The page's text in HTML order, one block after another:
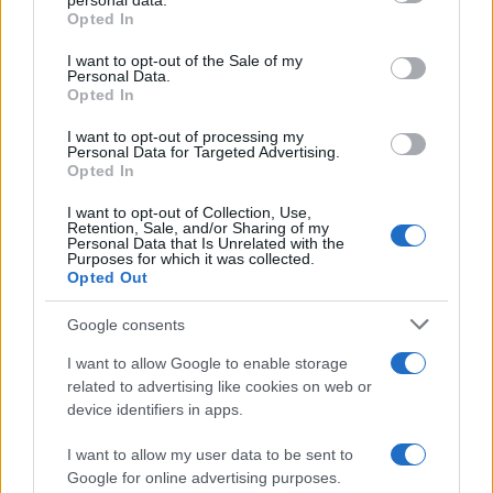
grant or deny consent to Google and its third-party tags to
use your data for below specified purposes in below Google
consent section.
Opted In
I want to opt-out of the Sale of my
Personal Data.
Opted In
I want to opt-out of processing my
Personal Data for Targeted Advertising.
Opted In
I want to opt-out of Collection, Use,
Retention, Sale, and/or Sharing of my
Personal Data that Is Unrelated with the
Purposes for which it was collected.
Opted Out
Google consents
I want to allow Google to enable storage
related to advertising like cookies on web or
device identifiers in apps.
I want to allow my user data to be sent to
Google for online advertising purposes.
13:5610.11.25
Ελεύθερος ο 21χρονος για τον τραυματισμό
45χρονου ληστή στο φράγμα του Αλιάκμονα
5